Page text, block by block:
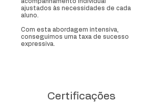
ajustados às necessidades de cada
aluno.
Com esta abordagem intensiva,
conseguimos uma taxa de sucesso
expressiva.
Certificações